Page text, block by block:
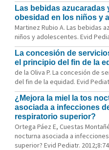
Las bebidas azucaradas
obesidad en los niños y
Martinez Rubio A. Las bebidas
niños y adolescentes. Evid
La concesión de
el principio del fin de la
de la Oliva P. La concesión de
del fin de la equidad. Evid
¿Mejora la miel la tos
asociada a infecciones
respiratorio superior?
Ortega Páez E, Cuestas
nocturna asociada a
superior? Evid Pediatr.